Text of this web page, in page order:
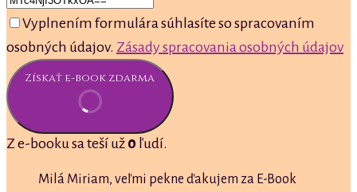
Vyplnením formulára súhlasíte so spracovaním
osobných údajov. Zásady spracovania osobných údajov
Získať e-book zdarma
Z e-booku sa teší už 0 ľudí.
Milá Miriam, veľmi pekne ďakujem za E-Book